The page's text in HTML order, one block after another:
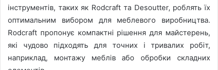
інструментів, таких як Rodcraft та Desoutter, роблять їх
оптимальним вибором для меблевого виробництва.
Rodcraft пропонує компактні рішення для майстерень,
які чудово підходять для точних і тривалих робіт,
наприклад, монтажу меблів або обробки складних